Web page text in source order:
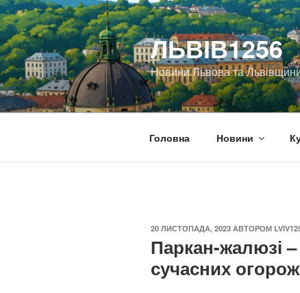
Перейти
до
вмісту
ЛЬВІВ1256
Новини Львова та
Головна Новини
ОПУБЛІКОВАНО
20 ЛИСТОПАДА, 2023 АВТОРОМ
Паркан-жалюзі
сучасних огорож